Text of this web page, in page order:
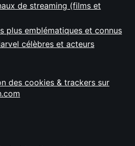
de streaming (films et
plus emblématiques et connus
célèbres et acteurs
des cookies & trackers sur